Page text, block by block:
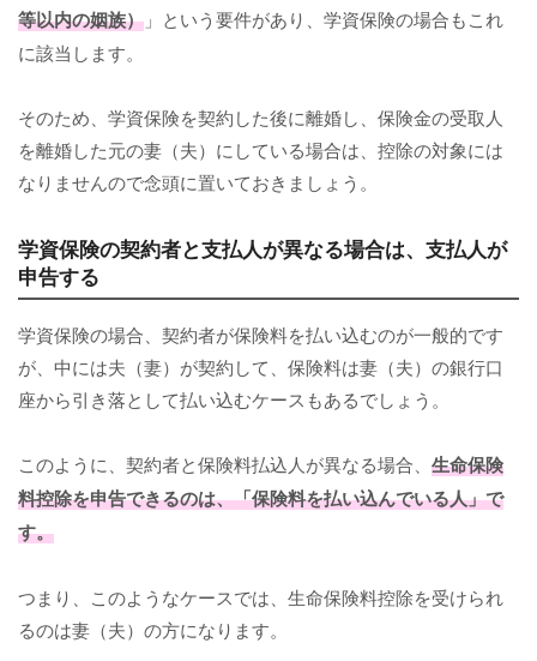
等以内の姻族） 」という要件があり、学資保険の場合もこれ
に該当します。
そのため、学資保険を契約した後に離婚し、保険金の受取人
を離婚した元の妻（夫）にしている場合は、控除の対象には
なりませんので念頭に置いておきましょう。
学資保険の契約者と支払人が異なる場合は、支払人が
申告する
学資保険の場合、契約者が保険料を払い込むのが一般的です
が、中には夫（妻）が契約して、保険料は妻（夫）の銀行口
座から引き落として払い込むケースもあるでしょう。
このように、契約者と保険料払込人が異なる場合、 生命保険
料控除を申告できるのは、「保険料を払い込んでいる人」で
す。
つまり、このようなケースでは、生命保険料控除を受けられ
るのは妻（夫）の方になります。